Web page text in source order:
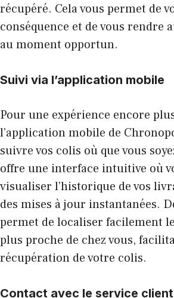
récupéré. Cela vous permet de
conséquence et de vous rendre
au moment opportun.
Suivi via l’application mobile
Pour une expérience encore
l’application mobile de
suivre vos colis où que vous
offre une interface intuitive où
visualiser l’historique de vos
des mises à jour instantanées.
permet de localiser facilement le
plus proche de chez vous,
récupération de votre colis.
Contact avec le service client